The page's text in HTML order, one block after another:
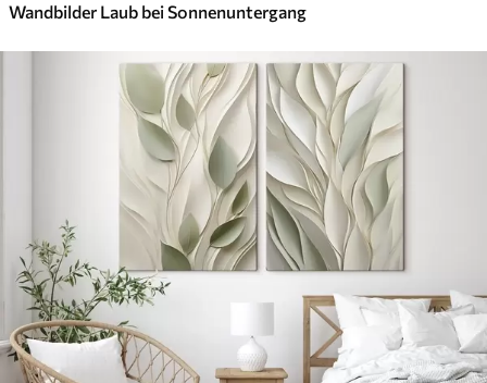
Wandbilder Laub bei Sonnenuntergang